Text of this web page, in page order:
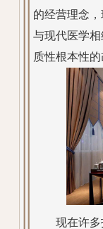
的经营理念
与现代医学
质性根本性的
现在许多投